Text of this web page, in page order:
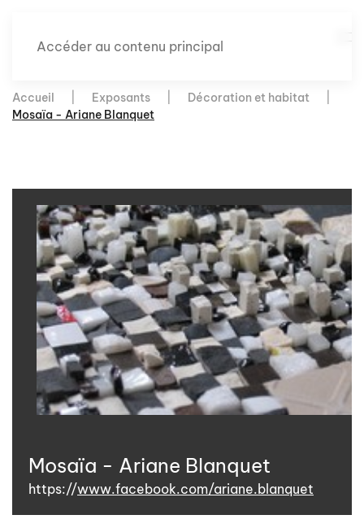
Accéder au contenu principal
Accueil Exposants
Décoration et habitat
Mosaïa - Ariane Blanquet
Mosaïa - Ariane Blanquet
https://www.facebook.com/ariane.blanquet